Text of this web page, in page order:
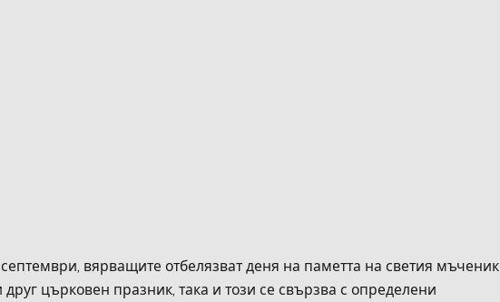
вярващите отбелязват деня на паметта на светия мъченик
църковен празник, така и този се свързва с определени